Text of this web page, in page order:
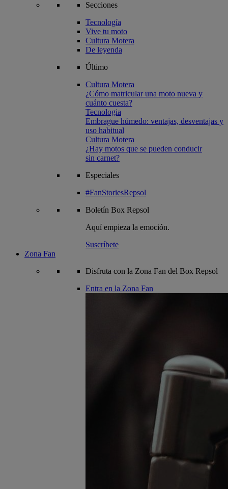
Secciones
Tecnología
Vive tu moto
Cultura Motera
De leyenda
Último
Cultura Motera
¿Cómo matricular una moto nueva y
cuánto cuesta?
Tecnologia
Embrague húmedo: ventajas, desventajas y
uso habitual
Cultura Motera
¿Hay motos que se pueden conducir
sin carnet?
Especiales
#FanStoriesRepsol
Boletín Box Repsol
Aquí empieza la emoción.
Suscríbete
Zona Fan
Disfruta con la Zona Fan del Box Repsol
Entra en la Zona Fan